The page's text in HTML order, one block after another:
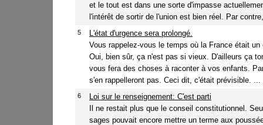
et le tout est dans une sorte d'impasse
l'intérêt de sortir de l'union est bien réel. Par
5
L'état d'urgence sera prolongé.
Vous rappelez-vous le temps où la France était un
Oui, bien sûr, ça n'est pas si vieux. D'ailleurs ça
vous fera des choses à raconter à vos enfants.
s'en rappelleront pas. Ceci dit, c'était prévisible. ...
6
Loi sur le renseignement: C'est parti
Il ne restait plus que le conseil constitutionnel.
sages pouvait encore mettre un terme aux